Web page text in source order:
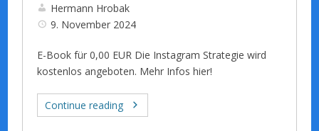
Hermann Hrobak
9. November 2024
E-Book für 0,00 EUR Die Instagram Strategie wird
kostenlos angeboten. Mehr Infos hier!
Continue reading